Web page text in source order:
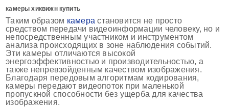
камеры хиквижн купить
Таким образом камера становится не просто
средством передачи видеоинформации человеку, но и
непосредственным участником и инструментом
анализа происходящих в зоне наблюдения событий.
Эти камеры отличаются высокой
энергоэффективностью и производительностью, а
также непревзойденным качеством изображения.
Благодаря передовым алгоритмам кодирования,
камеры передают видеопоток при маленькой
пропускной способности без ущерба для качества
изображения.